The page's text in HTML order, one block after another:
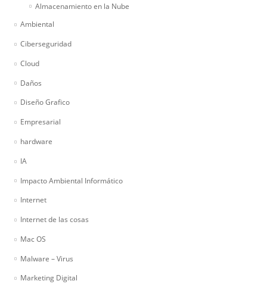
Almacenamiento en la Nube
Ambiental
Ciberseguridad
Cloud
Daños
Diseño Grafico
Empresarial
hardware
IA
Impacto Ambiental Informático
Internet
Internet de las cosas
Mac OS
Malware – Virus
Marketing Digital